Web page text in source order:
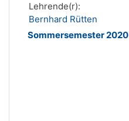
Lehrende(r):
Bernhard Rütten
Sommersemester 2020